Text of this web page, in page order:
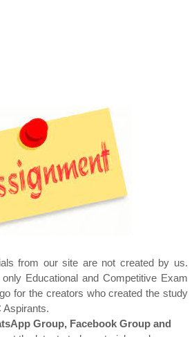
from our site are not created by us.
Educational and Competitive Exam
for the creators who created the study
Aspirants.
Group, Facebook Group and